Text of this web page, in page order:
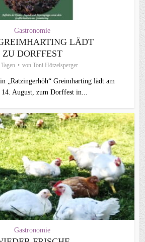
Gastronomie
LÄDT
ZU DORFFEST
von Toni Hötzelsperger
„Ratzingerhöh“ Greimharting lädt am
14. August, zum Dorffest in...
Gastronomie